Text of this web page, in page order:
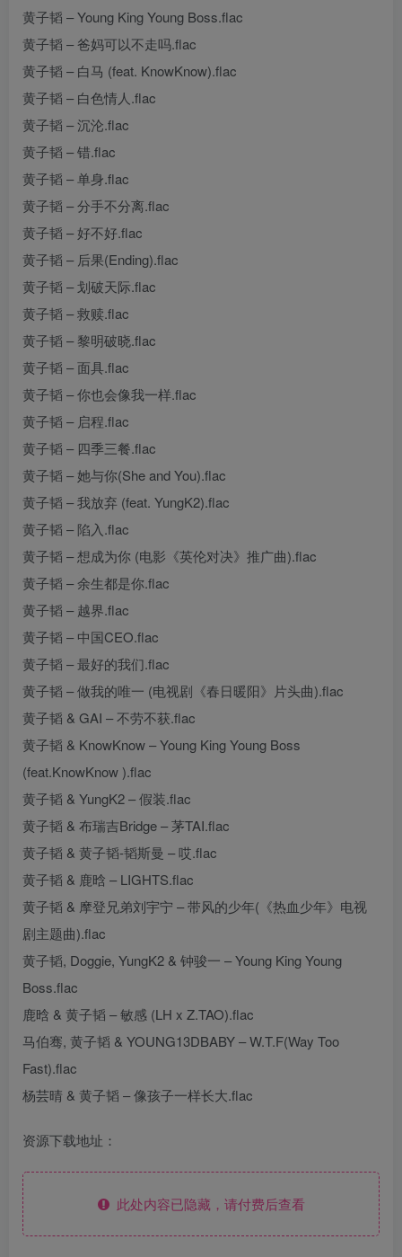
黄子韬 – Young King Young Boss.flac
黄子韬 – 爸妈可以不走吗.flac
黄子韬 – 白马 (feat. KnowKnow).flac
黄子韬 – 白色情人.flac
黄子韬 – 沉沦.flac
黄子韬 – 错.flac
黄子韬 – 单身.flac
黄子韬 – 分手不分离.flac
黄子韬 – 好不好.flac
黄子韬 – 后果(Ending).flac
黄子韬 – 划破天际.flac
黄子韬 – 救赎.flac
黄子韬 – 黎明破晓.flac
黄子韬 – 面具.flac
黄子韬 – 你也会像我一样.flac
黄子韬 – 启程.flac
黄子韬 – 四季三餐.flac
黄子韬 – 她与你(She and You).flac
黄子韬 – 我放弃 (feat. YungK2).flac
黄子韬 – 陷入.flac
黄子韬 – 想成为你 (电影《英伦对决》推广曲).flac
黄子韬 – 余生都是你.flac
黄子韬 – 越界.flac
黄子韬 – 中国CEO.flac
黄子韬 – 最好的我们.flac
黄子韬 – 做我的唯一 (电视剧《春日暖阳》片头曲).flac
黄子韬 & GAI – 不劳不获.flac
黄子韬 & KnowKnow – Young King Young Boss
(feat.KnowKnow ).flac
黄子韬 & YungK2 – 假装.flac
黄子韬 & 布瑞吉Bridge – 茅TAI.flac
黄子韬 & 黄子韬-韬斯曼 – 哎.flac
黄子韬 & 鹿晗 – LIGHTS.flac
黄子韬 & 摩登兄弟刘宇宁 – 带风的少年(《热血少年》电视
剧主题曲).flac
黄子韬, Doggie, YungK2 & 钟骏一 – Young King Young
Boss.flac
鹿晗 & 黄子韬 – 敏感 (LH x Z.TAO).flac
马伯骞, 黄子韬 & YOUNG13DBABY – W.T.F(Way Too
Fast).flac
杨芸晴 & 黄子韬 – 像孩子一样长大.flac
资源下载地址：
此处内容已隐藏，请付费后查看